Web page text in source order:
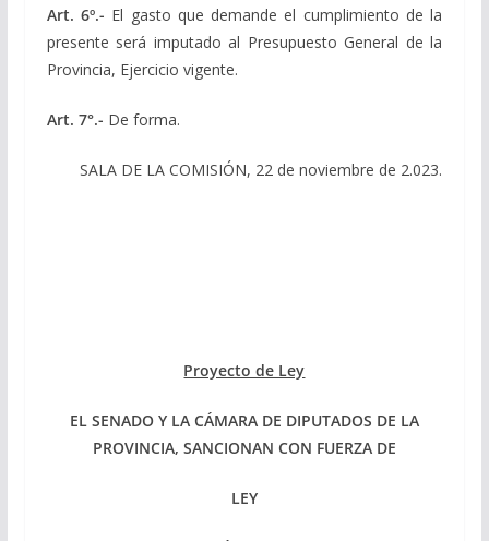
Art. 6º.- El gasto que demande el cumplimiento de la
presente será imputado al Presupuesto General de la
Provincia, Ejercicio vigente.
Art. 7°.- De forma.
SALA DE LA COMISIÓN, 22 de noviembre de 2.023.
Proyecto de Ley
EL SENADO Y LA CÁMARA DE DIPUTADOS DE LA
PROVINCIA, SANCIONAN CON FUERZA DE
LEY